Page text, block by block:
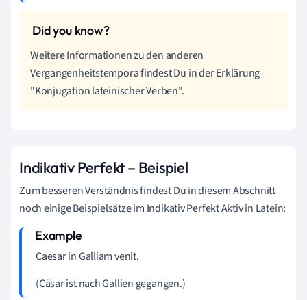
Weitere Informationen zu den anderen
Vergangenheitstempora findest Du in der Erklärung
"Konjugation lateinischer Verben".
Indikativ Perfekt – Beispiel
Zum besseren Verständnis findest Du in diesem Abschnitt
noch einige Beispielsätze im Indikativ Perfekt Aktiv in Latein:
Caesar in Galliam venit.
(Cäsar ist nach Gallien gegangen.)